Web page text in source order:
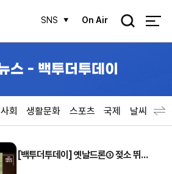
SNS On Air
검
스 - 백투더투데이
사회 생활문화 스포츠 국제 날씨
[백투더투데이] 옛날드론③ 젖소 뛰놀던 금호강